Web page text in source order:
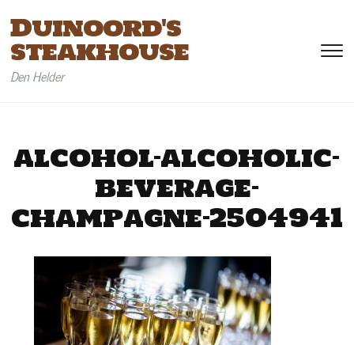
Duinoord's
steakhouse
Den Helder
alcohol-alcoholic-
beverage-
champagne-2504941